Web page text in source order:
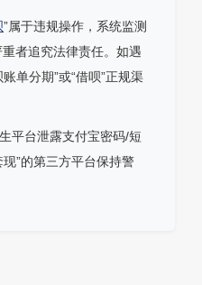
”属于违规操作，系统监测
者追究法律责任。如遇
单分期”或“借呗”正规渠
平台泄露支付宝密码/短
”的第三方平台保持警